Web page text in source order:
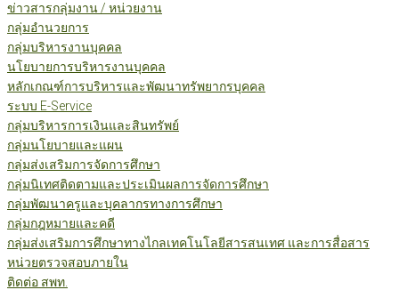
ข่าวสารกลุ่มงาน / หน่วยงาน
กลุ่มอำนวยการ
กลุ่มบริหารงานบุคคล
นโยบายการบริหารงานบุคคล
หลักเกณฑ์การบริหารและพัฒนาทรัพยากรบุคคล
ระบบ E-Service
กลุ่มบริหารการเงินและสินทรัพย์
กลุ่มนโยบายและแผน
กลุ่มส่งเสริมการจัดการศึกษา
กลุ่มนิเทศติดตามและประเมินผลการจัดการศึกษา
กลุ่มพัฒนาครูและบุคลากรทางการศึกษา
กลุ่มกฎหมายและคดี
กลุ่มส่งเสริมการศึกษาทางไกลเทคโนโลยีสารสนเทศ และการสื่อสาร
หน่วยตรวจสอบภายใน
ติดต่อ สพท.